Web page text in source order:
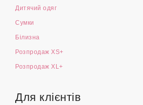
Дитячий одяг
Сумки
Білизна
Розпродаж XS+
Розпродаж XL+
Для клієнтів